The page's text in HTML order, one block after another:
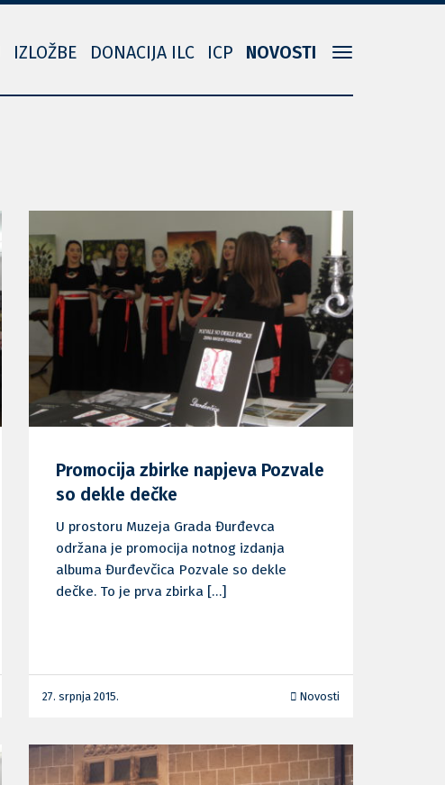
Toggle
IZLOŽBE DONACIJA ILC ICP NOVOSTI
Promocija zbirke napjeva Pozvale
so dekle dečke
U prostoru Muzeja Grada Đurđevca
održana je promocija notnog izdanja
albuma Đurđevčica Pozvale so dekle
dečke. To je prva zbirka […]
27. srpnja 2015. Novosti